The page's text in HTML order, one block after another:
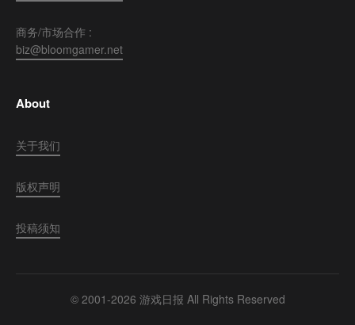
商务/市场合作 :
biz@bloomgamer.net
About
关于我们
版权声明
投稿须知
© 2001-2026 游戏日报 All Rights Reserved